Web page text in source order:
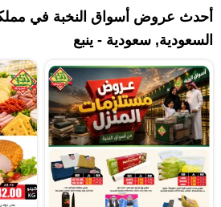
أحدث عروض أسواق النخبة في
السعودية, سعودية - ينبع